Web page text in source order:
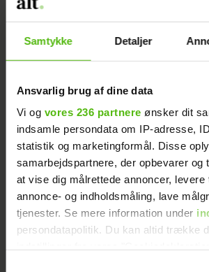
Samtykke Detaljer
Ansvarlig brug af dine data
Vi og vores 236 partnere ønsker dit
indsamle persondata om IP-adresse,
statistik og marketingformål. Disse
samarbejdspartnere, der opbevarer og
at vise dig målrettede annoncer,
annonce- og indholdsmåling, lave
tjenester. Se mere information under
persondatapolitik. Du kan altid trække
Forelsket Hjalmer med
Smukfest: Vi er lykkelige